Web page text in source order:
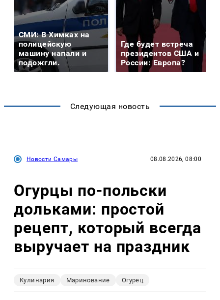
СМИ: В Химках на
полицейскую
машину напали и
подожгли.
Где будет встреча
президентов США и
России: Европа?
Следующая новость
Новости Самары 08.08.2026, 08:00
Огурцы по‑польски
дольками: простой
рецепт, который всегда
выручает на праздник
Кулинария Маринование Огурец